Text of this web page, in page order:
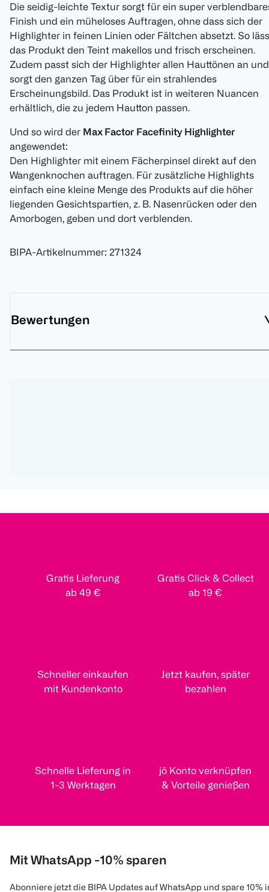
Die seidig-leichte Textur sorgt für ein super
Finish und ein müheloses Auftragen, ohne dass sich der
Highlighter in feinen Linien oder Fältchen absetzt. So
das Produkt den Teint makellos und frisch erscheinen.
Zudem passt sich der Highlighter allen Hauttönen an und
sorgt den ganzen Tag über für ein strahlendes
Erscheinungsbild. Das Produkt ist in weiteren Nuancen
erhältlich, die zu jedem Hautton passen.
Und so wird der Max Factor Facefinity Highlighter
angewendet:
Den Highlighter mit einem Fächerpinsel direkt auf den
Wangenknochen auftragen. Für zusätzliche Highlights
einfach eine kleine Menge des Produkts auf die höher
liegenden Gesichtspartien, z. B. Nasenrücken oder den
Amorbogen, geben und dort verblenden.
BIPA-Artikelnummer: 271324
Bewertungen
Gratis Lieferung
ab 49 €
Gratis Click & Collect
ab 19 €
Schneller einkaufen
mit Kundenkonto
Jetzt kaufen, später
bezahlen
Schnelle Lieferung in
1-3 Werktagen
jö Konto verknüpfen
& Vorteile genießen
Mit WhatsApp -10% sparen
Abonniere jetzt die BIPA Updates auf WhatsApp und spare 10%